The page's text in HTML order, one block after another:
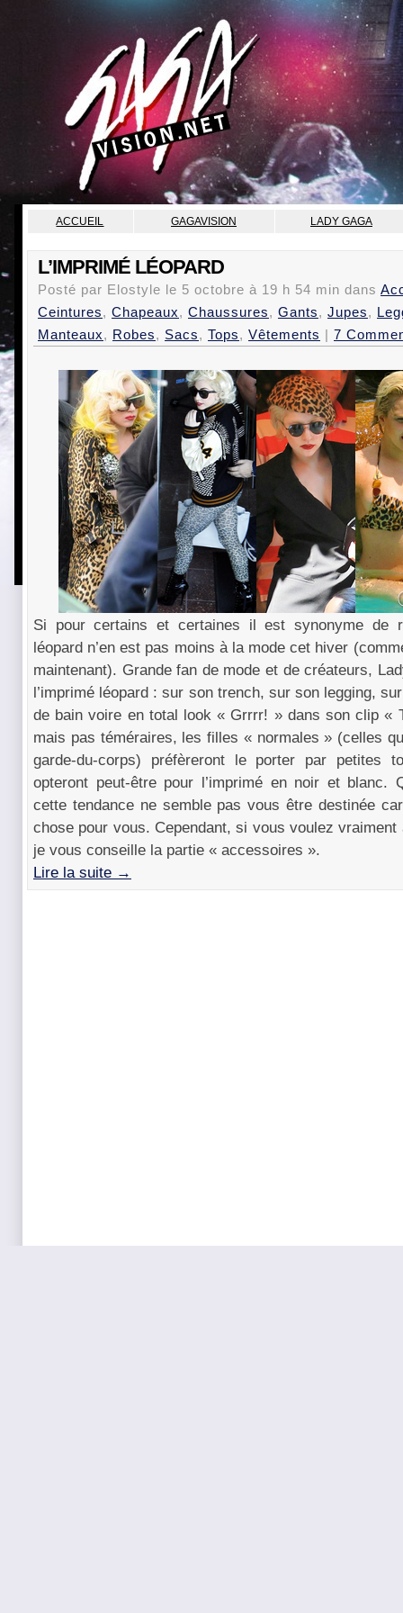
ACCUEIL GAGAVISION LADY GAGA
L’IMPRIMÉ LÉOPARD
Posté par Elostyle le 5 octobre à 19 h 54 min dans
Ceintures, Chapeaux, Chaussures, Gants, Jupes,
Manteaux, Robes, Sacs, Tops, Vêtements | 7
Si pour certains et certaines il est synonyme de
léopard n’en est pas moins à la mode cet hiver
maintenant). Grande fan de mode et de créateurs,
l’imprimé léopard : sur son trench, sur son legging,
de bain voire en total look « Grrrr! » dans son clip «
mais pas téméraires, les filles « normales » (celles
garde-du-corps) préfèreront le porter par petites
opteront peut-être pour l’imprimé en noir et blanc.
cette tendance ne semble pas vous être destinée
chose pour vous. Cependant, si vous voulez
je vous conseille la partie « accessoires ».
Lire la suite →